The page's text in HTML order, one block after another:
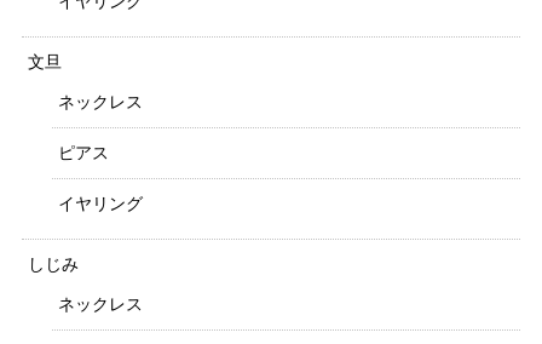
文旦
ネックレス
ピアス
イヤリング
しじみ
ネックレス